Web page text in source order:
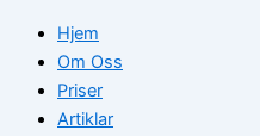
Hjem
Om Oss
Priser
Artiklar